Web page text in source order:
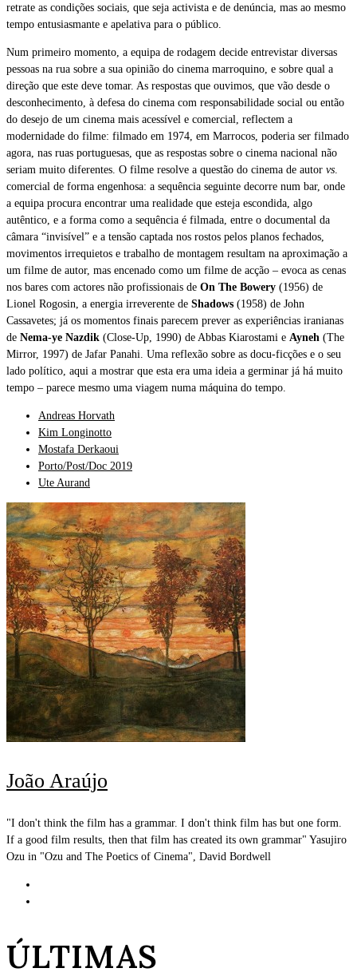
retrate as condições sociais, que seja activista e de denúncia, mas ao mesmo
tempo entusiasmante e apelativa para o público.
Num primeiro momento, a equipa de rodagem decide entrevistar diversas
pessoas na rua sobre a sua opinião do cinema marroquino, e sobre qual a
direção que este deve tomar. As respostas que ouvimos, que vão desde o
desconhecimento, à defesa do cinema com responsabilidade social ou então
do desejo de um cinema mais acessível e comercial, reflectem a
modernidade do filme: filmado em 1974, em Marrocos, poderia ser filmado
agora, nas ruas portuguesas, que as respostas sobre o cinema nacional não
seriam muito diferentes. O filme resolve a questão do cinema de autor vs
comercial de forma engenhosa: a sequência seguinte decorre num bar, onde
a equipa procura encontrar uma realidade que esteja escondida, algo
autêntico, e a forma como a sequência é filmada, entre o documental da
câmara “invisível” e a tensão captada nos rostos pelos planos fechados,
movimentos irrequietos e trabalho de montagem resultam na aproximação a
um filme de autor, mas encenado como um filme de acção – evoca as cenas
nos bares com actores não profissionais de On The Bowery (1956) de
Lionel Rogosin, a energia irreverente de Shadows (1958) de John
Cassavetes; já os momentos finais parecem prever as experiências iranianas
de Nema-ye Nazdik (Close-Up, 1990) de Abbas Kiarostami e Ayneh (The
Mirror, 1997) de Jafar Panahi. Uma reflexão sobre as docu-ficções e o seu
lado político, aqui a mostrar que esta era uma ideia a germinar já há muito
tempo – parece mesmo uma viagem numa máquina do tempo.
Andreas Horvath
Kim Longinotto
Mostafa Derkaoui
Porto/Post/Doc 2019
Ute Aurand
João Araújo
"I don't think the film has a grammar. I don't think film has but one form.
If a good film results, then that film has created its own grammar" Yasujiro
Ozu in "Ozu and The Poetics of Cinema", David Bordwell
ÚLTIMAS